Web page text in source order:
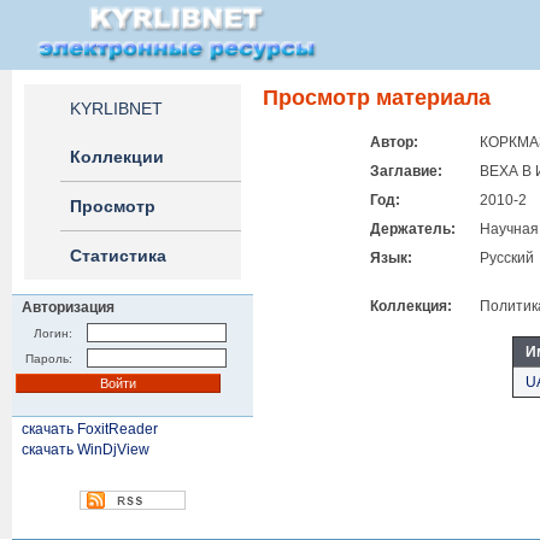
KYRLIBNET
Коллекции
Просмотр
Статистика
Авторизация
Логин:
Пароль:
скачать FoxitReader
скачать WinDjView
Просмотр материала
Автор:
Заглавие:
ВЕХА
Год:
2010-2
Держатель:
Язык:
Русский
Коллекция: